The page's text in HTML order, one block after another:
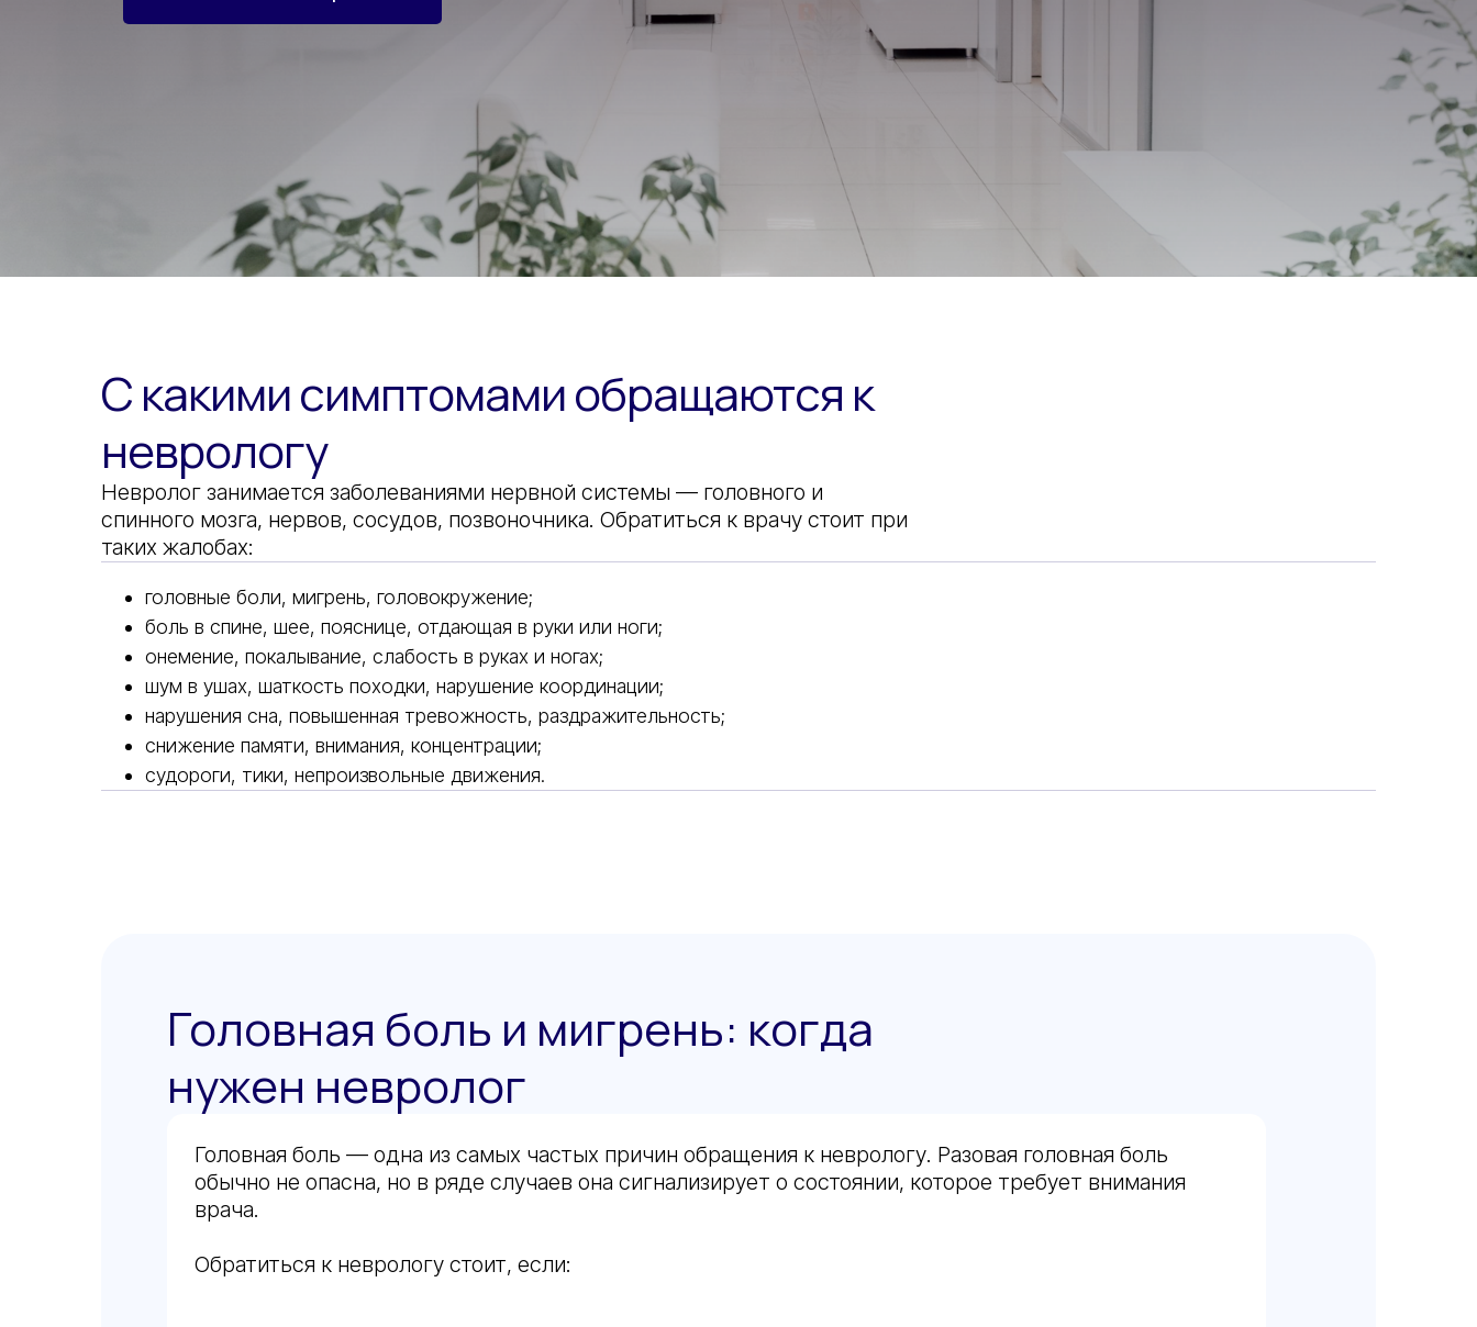
С какими симптомами обращаются к
неврологу
Невролог занимается заболеваниями нервной системы — головного и
спинного мозга, нервов, сосудов, позвоночника. Обратиться к врачу стоит при
таких жалобах:
головные боли, мигрень, головокружение;
боль в спине, шее, пояснице, отдающая в руки или ноги;
онемение, покалывание, слабость в руках и ногах;
шум в ушах, шаткость походки, нарушение координации;
нарушения сна, повышенная тревожность, раздражительность;
снижение памяти, внимания, концентрации;
судороги, тики, непроизвольные движения.
Головная боль и мигрень: когда
нужен невролог
Головная боль — одна из самых частых причин обращения к неврологу. Разовая головная боль
обычно не опасна, но в ряде случаев она сигнализирует о состоянии, которое требует внимания
врача.
Обратиться к неврологу стоит, если: